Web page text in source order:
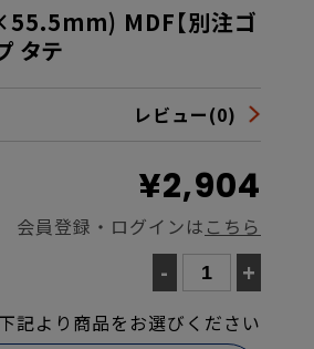
MDF【別注ゴ
タテ
レビュー(0)
¥2,904
会員登録・ログインは こちら
- +
記より商品をお選びください